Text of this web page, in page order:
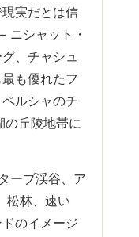
実だとは信
ニシャット・
、チャシュ
も優れたフ
ルシャのチ
の丘陵地帯に
ーブ渓谷、ア
松林、速い
のイメージ